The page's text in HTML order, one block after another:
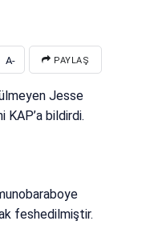
A- PAYLAŞ
Jesse
KAP’a bildirdi.
feshedilmiştir.